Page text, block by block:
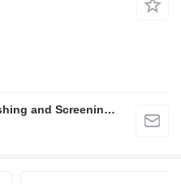
FABO Mobile & Stationary Crushing and Screening Plants | Concrete Batching Plants Manufacturer